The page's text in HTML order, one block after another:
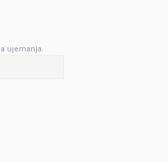
ujemanja.